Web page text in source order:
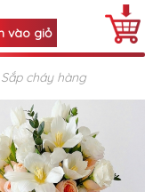
Sắp cháy hàng